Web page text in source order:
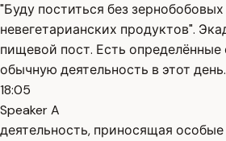
"Буду поститься без зернобобовых
невегетарианских продуктов".
пищевой пост. Есть определённые
обычную деятельность в этот
18:05
Speaker A
деятельность, приносящая особые